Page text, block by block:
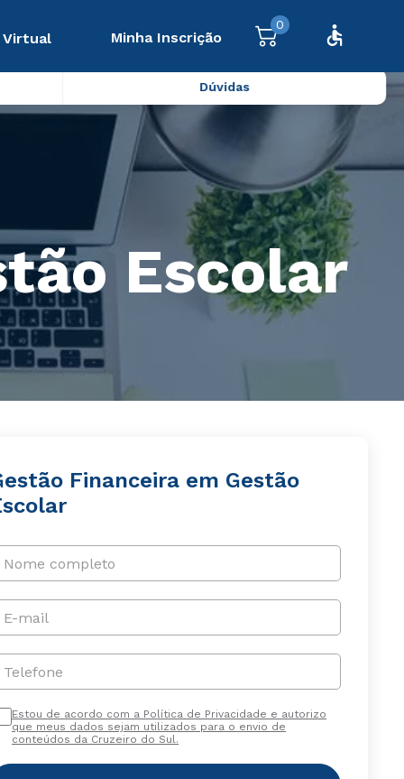
Virtual Minha Inscrição
0
Dúvidas
Escolar
Financeira em Gestão
Nome completo
E-mail
Telefone
Estou de acordo com a Política de Privacidade e autorizo
que meus dados sejam utilizados para o envio de
conteúdos da Cruzeiro do Sul.